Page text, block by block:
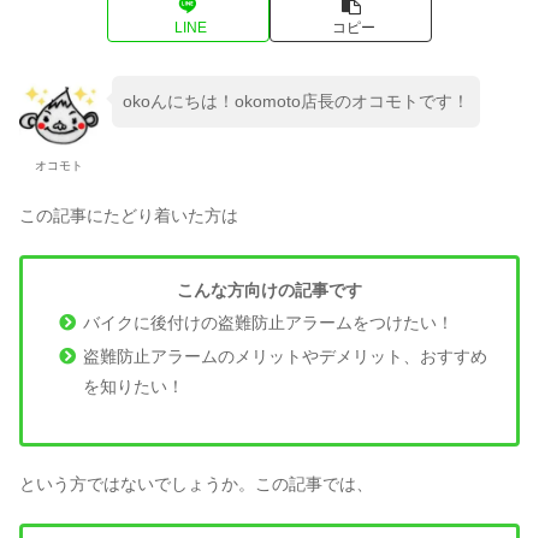
LINE コピー
オコモト
okoんにちは！okomoto店長のオコモトです！
この記事にたどり着いた方は
こんな方向けの記事です
バイクに後付けの盗難防止アラームをつけたい！
盗難防止アラームのメリットやデメリット、おすすめ
を知りたい！
という方ではないでしょうか。この記事では、